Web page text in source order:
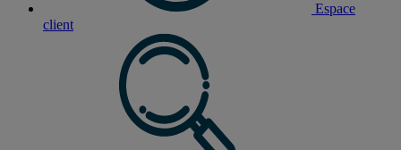
Espace
client